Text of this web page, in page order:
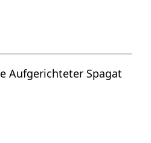
Aufgerichteter Spagat